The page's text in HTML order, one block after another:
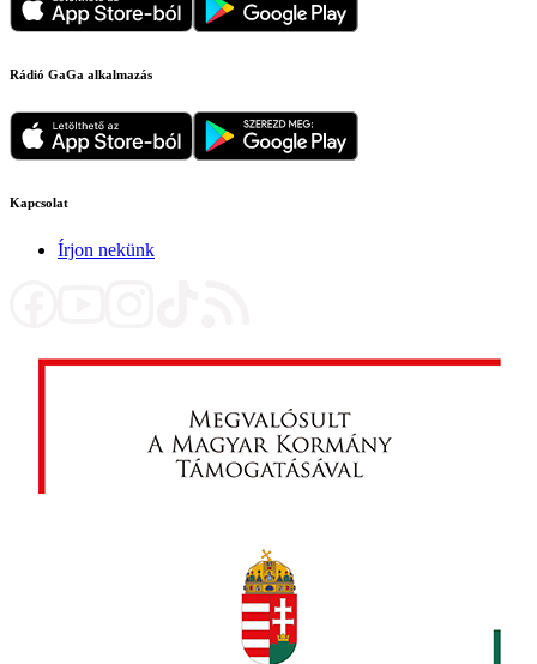
Rádió GaGa alkalmazás
Kapcsolat
Írjon nekünk